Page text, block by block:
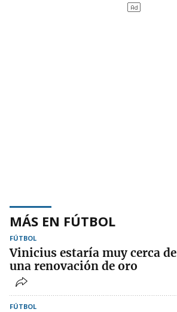
MÁS EN FÚTBOL
FÚTBOL
Vinicius estaría muy cerca de
una renovación de oro
FÚTBOL